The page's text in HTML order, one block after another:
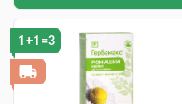
1+1=3